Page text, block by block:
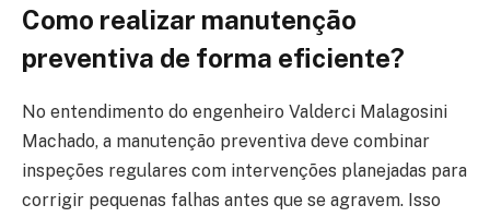
Como realizar manutenção
preventiva de forma eficiente?
No entendimento do engenheiro Valderci Malagosini
Machado, a manutenção preventiva deve combinar
inspeções regulares com intervenções planejadas para
corrigir pequenas falhas antes que se agravem. Isso